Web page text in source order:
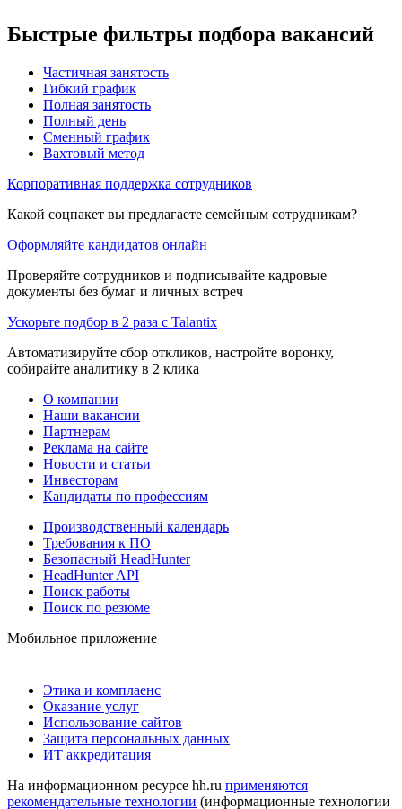
Быстрые фильтры подбора вакансий
Частичная занятость
Гибкий график
Полная занятость
Полный день
Сменный график
Вахтовый метод
Корпоративная поддержка сотрудников
Какой соцпакет вы предлагаете семейным сотрудникам?
Оформляйте кандидатов онлайн
Проверяйте сотрудников и подписывайте кадровые
документы без бумаг и личных встреч
Ускорьте подбор в 2 раза с Talantix
Автоматизируйте сбор откликов, настройте воронку,
собирайте аналитику в 2 клика
О компании
Наши вакансии
Партнерам
Реклама на сайте
Новости и статьи
Инвесторам
Кандидаты по профессиям
Производственный календарь
Требования к ПО
Безопасный HeadHunter
HeadHunter API
Поиск работы
Поиск по резюме
Мобильное приложение
Этика и комплаенс
Оказание услуг
Использование сайтов
Защита персональных данных
ИТ аккредитация
На информационном ресурсе hh.ru применяются
рекомендательные технологии (информационные технологии